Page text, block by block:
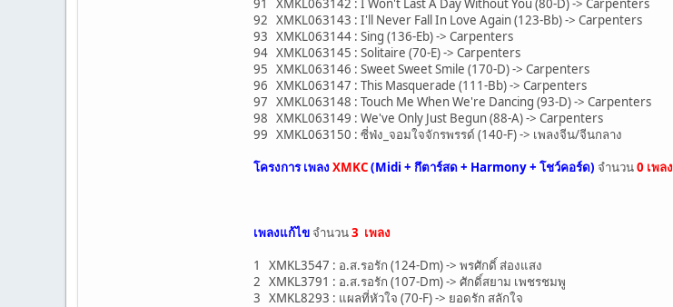
92 XMKL063143 : I'll Never Fall In Love Again (123-Bb) -> Carpenters
93 XMKL063144 : Sing (136-Eb) -> Carpenters
94 XMKL063145 : Solitaire (70-E) -> Carpenters
95 XMKL063146 : Sweet Sweet Smile (170-D) -> Carpenters
96 XMKL063147 : This Masquerade (111-Bb) -> Carpenters
97 XMKL063148 : Touch Me When We're Dancing (93-D) -> Carpenters
98 XMKL063149 : We've Only Just Begun (88-A) -> Carpenters
99 XMKL063150 : ซี่ฟ่ง_จอมใจจักรพรรด์ (140-F) -> เพลงจีน/จีนกลาง
โครงการ เพลง XMKC(Midi + กึตาร์สด + Harmony + โชว์คอร์ด) จำนวน0 เพลง
เพลงแก้ไข จำนวน3 เพลง
1 XMKL3547 : อ.ส.รอรัก (124-Dm) -> พรศักดิ์ ส่องแสง
2 XMKL3791 : อ.ส.รอรัก (107-Dm) -> ศักดิ์สยาม เพชรชมพู
3 XMKL8293 : แผลที่หัวใจ (70-F) -> ยอดรัก สลักใจ